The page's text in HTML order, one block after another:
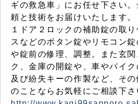
ギの救急車」にお任せ下さい
頼と技術をお届けいたします。
１ドア２ロックの補助錠の取
スなどのボタン錠やリモコン
や錠前の修理、調整。また玄
ク、金庫の開錠や、車やバイ
及び紛失キーの作製など、そ
のことならお気軽にご相談下さ